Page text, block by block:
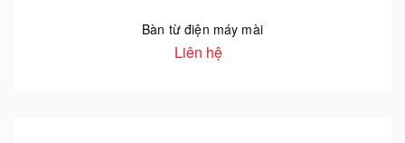
Bàn từ điện máy mài
Liên hệ